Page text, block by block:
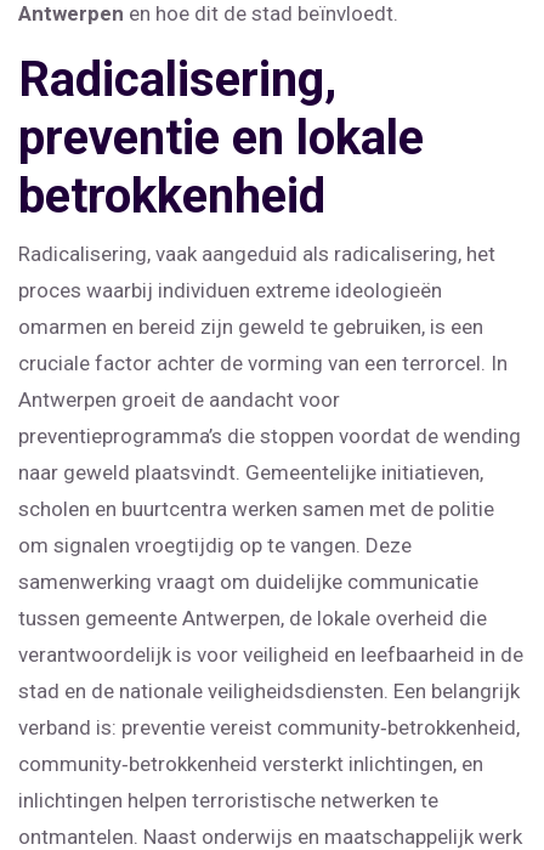
Antwerpen en hoe dit de stad beïnvloedt.
Radicalisering,
preventie en lokale
betrokkenheid
Radicalisering, vaak aangeduid als radicalisering, het
proces waarbij individuen extreme ideologieën
omarmen en bereid zijn geweld te gebruiken, is een
cruciale factor achter de vorming van een terrorcel. In
Antwerpen groeit de aandacht voor
preventieprogramma’s die stoppen voordat de wending
naar geweld plaatsvindt. Gemeentelijke initiatieven,
scholen en buurtcentra werken samen met de politie
om signalen vroegtijdig op te vangen. Deze
samenwerking vraagt om duidelijke communicatie
tussen gemeente Antwerpen, de lokale overheid die
verantwoordelijk is voor veiligheid en leefbaarheid in de
stad en de nationale veiligheidsdiensten. Een belangrijk
verband is: preventie vereist community‑betrokkenheid,
community‑betrokkenheid versterkt inlichtingen, en
inlichtingen helpen terroristische netwerken te
ontmantelen. Naast onderwijs en maatschappelijk werk